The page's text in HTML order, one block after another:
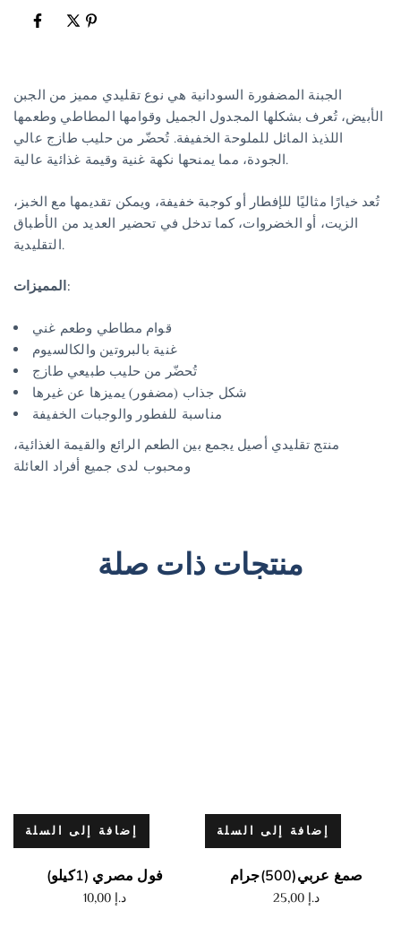
الجبنة المضفورة السودانية هي نوع تقليدي مميز من الجبن
الأبيض، تُعرف بشكلها المجدول الجميل وقوامها المطاطي وطعمها
اللذيذ المائل للملوحة الخفيفة. تُحضّر من حليب طازج عالي
الجودة، مما يمنحها نكهة غنية وقيمة غذائية عالية.
تُعد خيارًا مثاليًا للإفطار أو كوجبة خفيفة، ويمكن تقديمها مع الخبز،
الزيت، أو الخضروات، كما تدخل في تحضير العديد من الأطباق
التقليدية.
المميزات:
قوام مطاطي وطعم غني
غنية بالبروتين والكالسيوم
تُحضّر من حليب طبيعي طازج
شكل جذاب (مضفور) يميزها عن غيرها
مناسبة للفطور والوجبات الخفيفة
منتج تقليدي أصيل يجمع بين الطعم الرائع والقيمة الغذائية،
ومحبوب لدى جميع أفراد العائلة
منتجات ذات صلة
إضافة إلى السلة
فول مصري (1كيلو)
10,00د.إ
إضافة إلى السلة
صمغ عربي(500)جرام
25,00د.إ